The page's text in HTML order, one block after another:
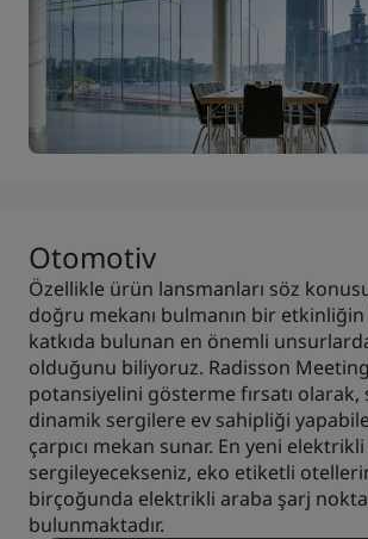
Otomotiv
Özellikle ürün lansmanları söz
doğru mekanı bulmanın bir etkinliğin
katkıda bulunan en önemli
olduğunu biliyoruz. Radisson
potansiyelini gösterme fırsatı olarak,
dinamik sergilere ev sahipliği
çarpıcı mekan sunar. En yeni elektrikli
sergileyecekseniz, eko etiketli
birçoğunda elektrikli araba şarj
bulunmaktadır.